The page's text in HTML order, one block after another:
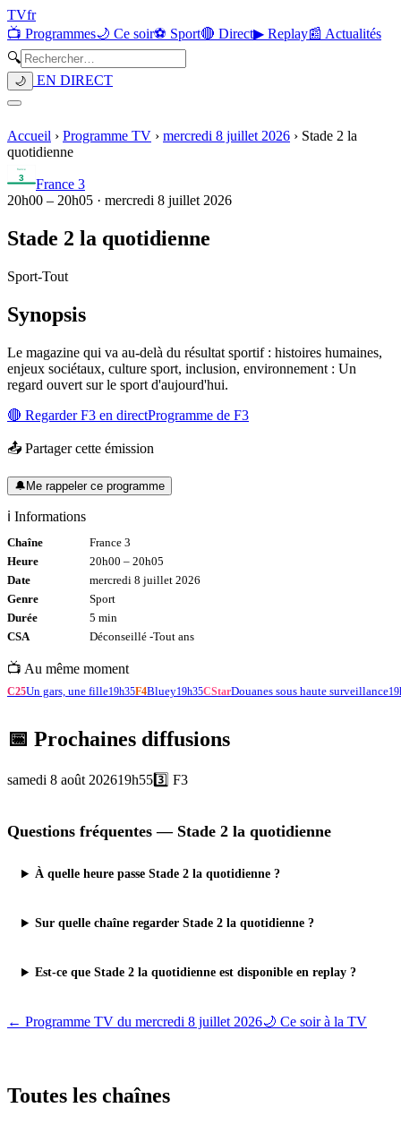
TVfr
📺 Programmes🌙 Ce soir⚽ Sport🔴 Direct▶ Replay📰 Actualités
🔍
🌙 EN DIRECT
Accueil › Programme TV › mercredi 8 juillet 2026 › Stade 2 la
quotidienne
France 3
20h00 – 20h05 · mercredi 8 juillet 2026
Stade 2 la quotidienne
Sport-Tout
Synopsis
Le magazine qui va au-delà du résultat sportif : histoires humaines,
enjeux sociétaux, culture sport, inclusion, environnement : Un
regard ouvert sur le sport d'aujourd'hui.
🔴 RegarderF3 en directProgramme de F3
📤 Partager cette émission
🔔Me rappeler ce programme
ℹ️ Informations
Chaîne
France 3
Heure
20h00 – 20h05
Date
mercredi 8 juillet 2026
Genre
Sport
Durée
5 min
CSA
Déconseillé -Tout ans
📺 Au même moment
C25Un gars, une fille19h35F4Bluey19h35CStarDouanes sous haute surveillance
📅 Prochaines diffusions
samedi 8 août 202619h553️⃣ F3
Questions fréquentes — Stade 2 la quotidienne
À quelle heure passe Stade 2 la quotidienne ?
Sur quelle chaîne regarder Stade 2 la quotidienne ?
Est-ce que Stade 2 la quotidienne est disponible en replay ?
← Programme TV du mercredi 8 juillet 2026🌙 Ce soir à la TV
Toutes les chaînes